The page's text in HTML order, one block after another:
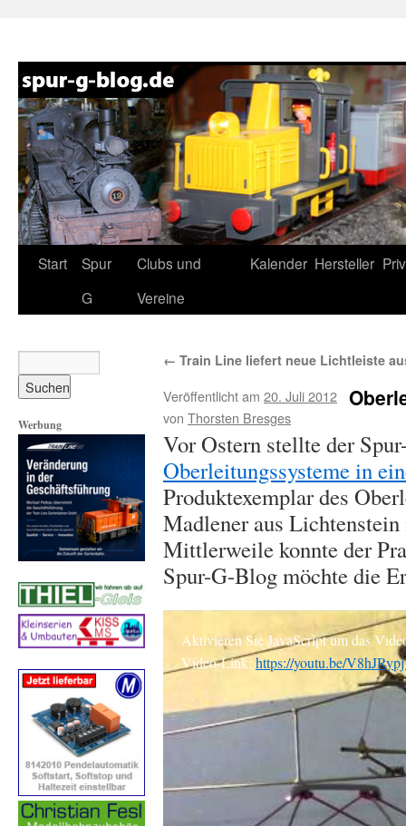
Zum
Start
Spur
G
Clubs und
Vereine
Kalender Hersteller
← Train Line liefert neue Lichtleiste
Veröffentlicht am 20. Juli 2012
von Thorsten Bresges
Vor Ostern stellte der
Oberleitungssysteme in
Produktexemplar des
Madlener aus
Mittlerweile konnte der
Spur-G-Blog möchte die
Aktivieren Sie JavaScript um das
Video-Link: https://youtu.be/
Werbung